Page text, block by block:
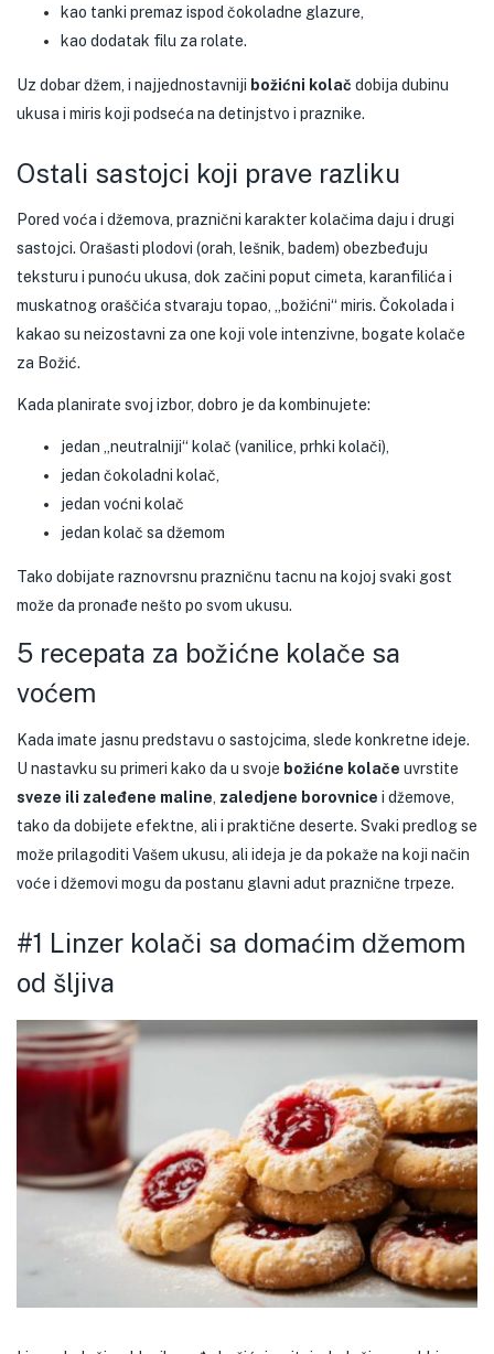
kao tanki premaz ispod čokoladne glazure,
kao dodatak filu za rolate.
Uz dobar džem, i najjednostavniji božićni kolač dobija dubinu
ukusa i miris koji podseća na detinjstvo i praznike.
Ostali sastojci koji prave razliku
Pored voća i džemova, praznični karakter kolačima daju i drugi
sastojci. Orašasti plodovi (orah, lešnik, badem) obezbeđuju
teksturu i punoću ukusa, dok začini poput cimeta, karanfilića i
muskatnog oraščića stvaraju topao, „božićni“ miris. Čokolada i
kakao su neizostavni za one koji vole intenzivne, bogate kolače
za Božić.
Kada planirate svoj izbor, dobro je da kombinujete:
jedan „neutralniji“ kolač (vanilice, prhki kolači),
jedan čokoladni kolač,
jedan voćni kolač
jedan kolač sa džemom
Tako dobijate raznovrsnu prazničnu tacnu na kojoj svaki gost
može da pronađe nešto po svom ukusu.
5 recepata za božićne kolače sa
voćem
Kada imate jasnu predstavu o sastojcima, slede konkretne ideje.
U nastavku su primeri kako da u svoje božićne kolače uvrstite
sveze ili zaleđene maline zaledjene borovnice i džemove,
tako da dobijete efektne, ali i praktične deserte. Svaki predlog se
može prilagoditi Vašem ukusu, ali ideja je da pokaže na koji način
voće i džemovi mogu da postanu glavni adut praznične trpeze.
#1 Linzer kolači sa domaćim džemom
od šljiva